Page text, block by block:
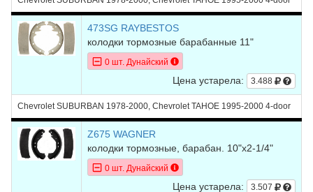
473SG RAYBESTOS
колодки тормозные барабанные 11"
0 шт. Дунайский
Цена устарела: 3.488
Chevrolet SUBURBAN 1978-2000, Chevrolet TAHOE 1995-2000 4-door
Z675 WAGNER
колодки тормозные, барабан. 10"x2-1/4"
0 шт. Дунайский
Цена устарела: 3.507